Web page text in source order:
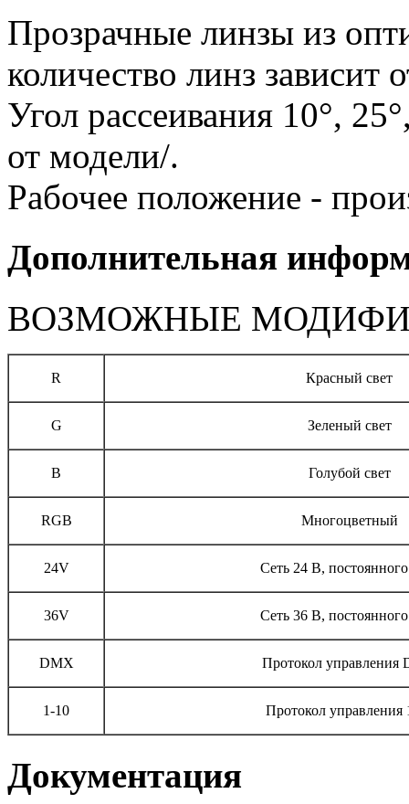
Прозрачные линзы из
количество линз зависит
Угол рассеивания 10°,
от модели/.
Рабочее положение -
Дополнительная
ВОЗМОЖНЫЕ
R Красный свет
G Зеленый свет
B Голубой свет
RGB Многоцветный
24V Сеть 24 В, постоянного
36V Сеть 36 В, постоянного
DMX Протокол управления
1-10 Протокол управления
Документация